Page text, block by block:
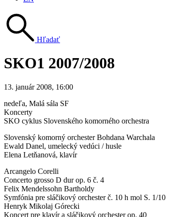
Hľadať
SKO1 2007/2008
13. január 2008, 16:00
nedeľa, Malá sála SF
Koncerty
SKO cyklus Slovenského komorného orchestra
Slovenský komorný orchester Bohdana Warchala
Ewald Danel, umelecký vedúci / husle
Elena Letňanová, klavír
Arcangelo Corelli
Concerto grosso D dur op. 6 č. 4
Felix Mendelssohn Bartholdy
Symfónia pre sláčikový orchester č. 10 h mol S. 1/10
Henryk Mikolaj Górecki
Koncert pre klavír a sláčikový orchester op. 40